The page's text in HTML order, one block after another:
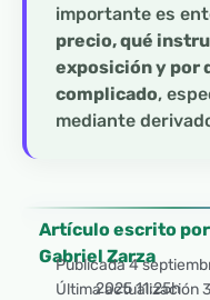
importante es
precio, qué
exposición y por
complicado,
mediante
Artículo escrito por
Gabriel Zarza
Publicada 4
2025 11:25h
Última actualización